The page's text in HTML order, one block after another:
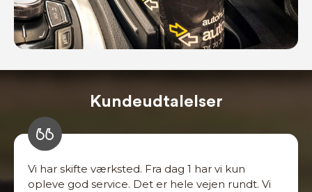
Kundeudtalelser
Vi har skifte værksted. Fra dag 1 har vi kun
opleve god service. Det er hele vejen rundt. Vi